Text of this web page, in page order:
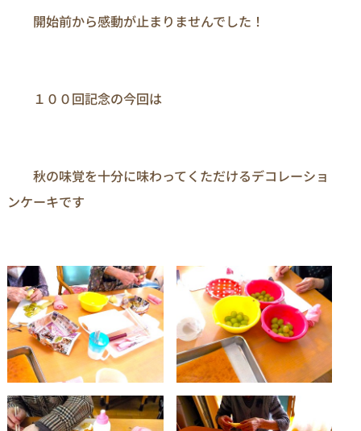
開始前から感動が止まりませんでした！
１００回記念の今回は
秋の味覚を十分に味わってくただけるデコレーショ
ンケーキです